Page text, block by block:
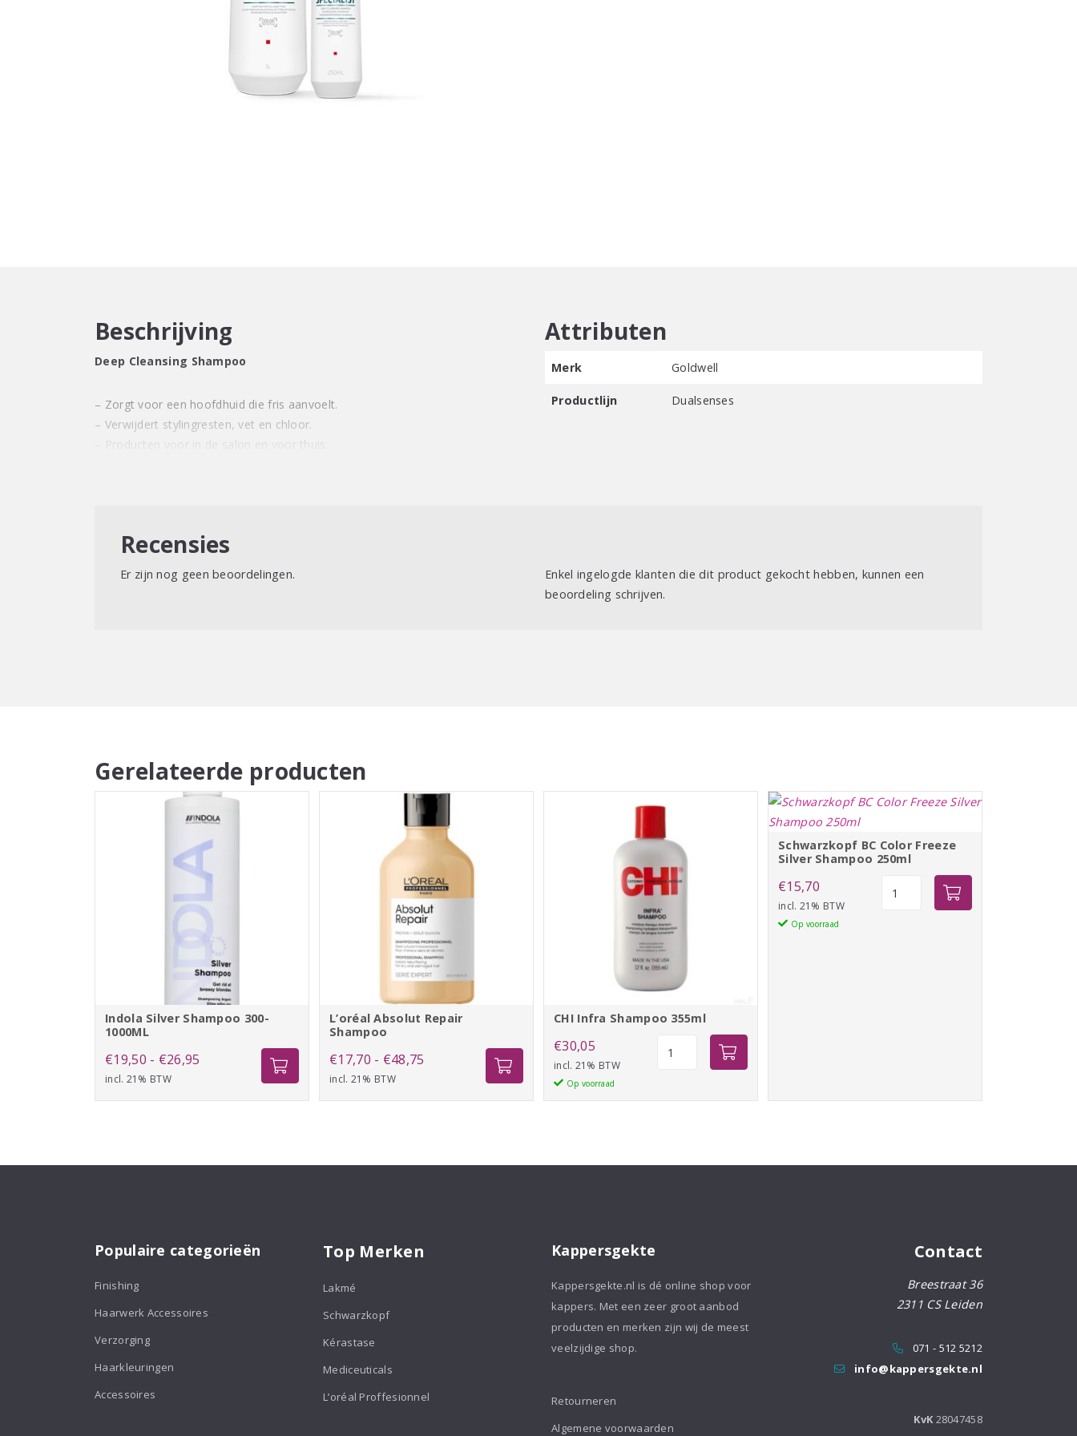
Beschrijving
Deep Cleansing Shampoo
– Zorgt voor een hoofdhuid die fris aanvoelt.
– Verwijdert stylingresten, vet en chloor.
– Producten voor in de salon en voor thuis.
Attributen
Merk Goldwell
Productlijn Dualsenses
Recensies
Er zijn nog geen beoordelingen.
Enkel ingelogde klanten die dit product gekocht hebben, kunnen een
beoordeling schrijven.
Gerelateerde producten
Indola Silver Shampoo 300-
1000ML
€19,50 - €26,95
tot
incl. 21% BTW
L’oréal Absolut Repair
Shampoo
€17,70 - €48,75
tot
incl. 21% BTW
CHI Infra Shampoo 355ml
€30,05
incl. 21% BTW
Op voorraad
355ml
Schwarzkopf BC Color Freeze
Silver Shampoo 250ml
€15,70
incl. 21% BTW
Op voorraad
Schwarzkopf
Populaire categorieën
Finishing
Haarwerk Accessoires
Verzorging
Haarkleuringen
Accessoires
Top Merken
Lakmé
Schwarzkopf
Kérastase
Mediceuticals
L’oréal Proffesionnel
Kappersgekte
Kappersgekte.nl is dé online shop voor
kappers. Met een zeer groot aanbod
producten en merken zijn wij de meest
veelzijdige shop.
Retourneren
Algemene voorwaarden
Contact
Breestraat 36
2311 CS Leiden
071 - 512 5212
info@kappersgekte.nl
KvK 28047458